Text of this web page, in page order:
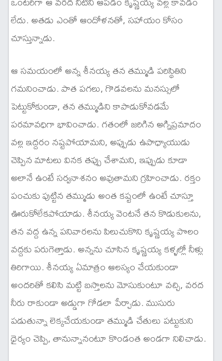
లేదు. అతడు ఎంతో ఆందోళనతో, సహాయం కోసం
చూస్తున్నాడు.
ఆ సమయంలో అన్న శీనయ్య తన తమ్ముడి పరిస్థితిని
గమనించాడు. పాత పగలు, గొడవలను మనస్సులో
పెట్టుకోకుండా, తన తమ్ముడిని కాపాడుకోవడమే
పరమావధిగా భావించాడు. గతంలో జరిగిన అగ్నిప్రమాదం
వల్ల ఇద్దరం నష్టపోయామని, అప్పుడు ఉపాధ్యాయుడు
చెప్పిన మాటలు వినక తప్పు చేశామని, ఇప్పుడు కూడా
అలానే ఉంటే సర్వనాశనం అవుతామని గ్రహించాడు. రక్తం
పంచుకు పుట్టిన తమ్ముడు అంత కష్టంలో ఉంటే చూస్తూ
ఊరుకోలేకపోయాడు. శీనయ్య వెంటనే తన కొడుకులను,
తన వద్ద ఉన్న పనివారలను పిలుచుకొని కృష్ణయ్య పొలం
వద్దకు పరుగెత్తాడు. అన్నను చూసిన కృష్ణయ్య కళ్ళల్లో నీళ్లు
తిరిగాయి. శీనయ్య ఏమాత్రం ఆలస్యం చేయకుండా
అందరితో కలిసి మట్టి బస్తాలను మోసుకుంటూ వచ్చి, వరద
నీరు రాకుండా అడ్డుగా గోడలా పేర్చాడు. ముసురు
పడుతున్నా లెక్కచేయకుండా తమ్ముడి చేతులు పట్టుకుని
ధైర్యం చెప్పి, తానున్నానంటూ కొండంత అండగా నిలిచాడు.